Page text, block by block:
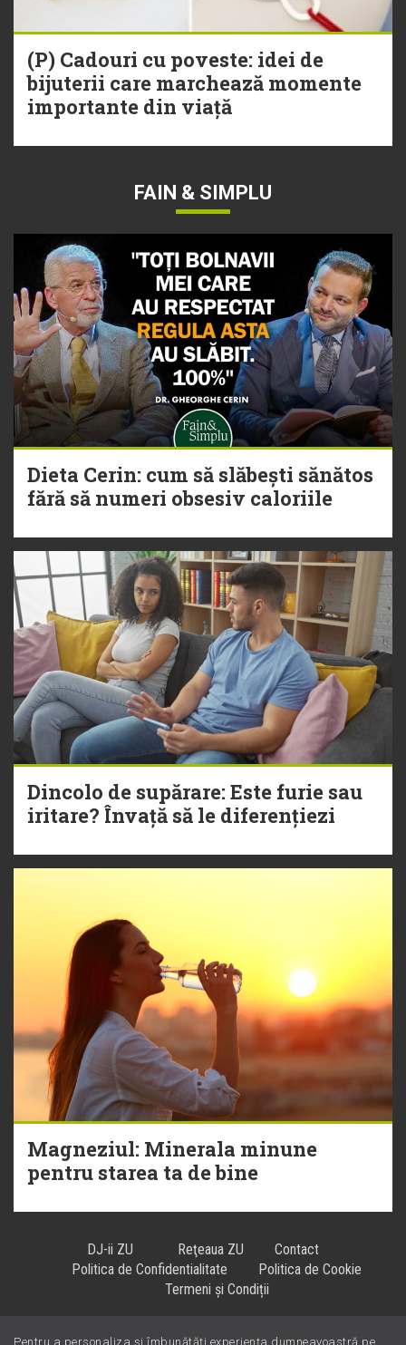
(P) Cadouri cu poveste: idei de
bijuterii care marchează momente
importante din viață
FAIN & SIMPLU
Dieta Cerin: cum să slăbești sănătos
fără să numeri obsesiv caloriile
Dincolo de supărare: Este furie sau
iritare? Învață să le diferențiezi
Magneziul: Minerala minune
pentru starea ta de bine
DJ-ii ZU Reţeaua ZU
Contact
Politica de Confidentialitate
Politica de Cookie
Termeni și Condiții
Pentru a personaliza și îmbunătăți experiența dumneavoastră pe